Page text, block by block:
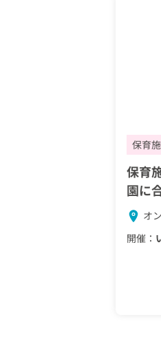
保育
保育
園に
オ
開催：